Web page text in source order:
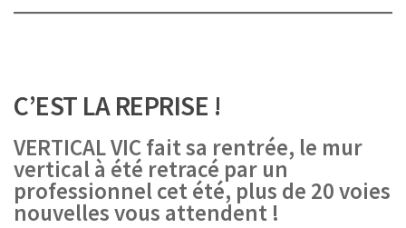
C’EST LA REPRISE !
VERTICAL VIC fait sa rentrée, le mur
vertical à été retracé par un
professionnel cet été, plus de 20 voies
nouvelles vous attendent !